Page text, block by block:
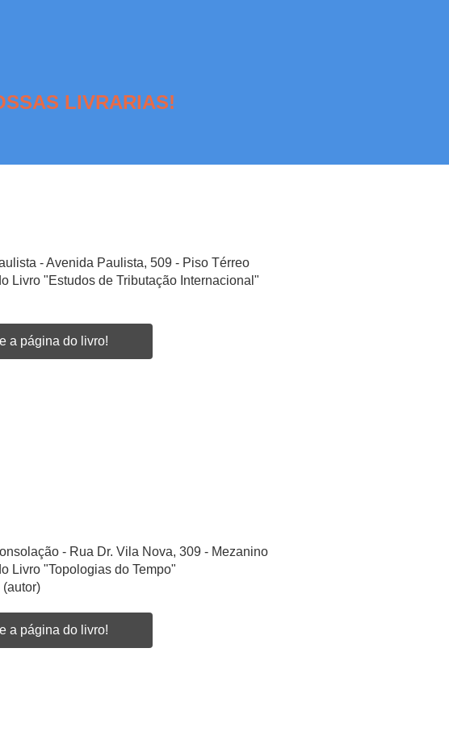
LIVRARIAS!
- Avenida Paulista, 509 - Piso Térreo
Livro "Estudos de Tributação Internacional"
a página do livro!
- Rua Dr. Vila Nova, 309 - Mezanino
Livro "Topologias do Tempo"
a página do livro!